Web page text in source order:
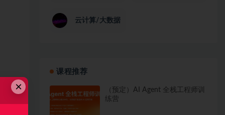
云计算/大数据
课程推荐
（预定）AI Agent 全栈工程师训
练营
×